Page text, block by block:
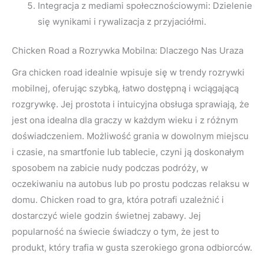
Integracja z mediami społecznościowymi: Dzielenie
się wynikami i rywalizacja z przyjaciółmi.
Chicken Road a Rozrywka Mobilna: Dlaczego Nas Uraza
Gra chicken road idealnie wpisuje się w trendy rozrywki
mobilnej, oferując szybką, łatwo dostępną i wciągającą
rozgrywkę. Jej prostota i intuicyjna obsługa sprawiają, że
jest ona idealna dla graczy w każdym wieku i z różnym
doświadczeniem. Możliwość grania w dowolnym miejscu
i czasie, na smartfonie lub tablecie, czyni ją doskonałym
sposobem na zabicie nudy podczas podróży, w
oczekiwaniu na autobus lub po prostu podczas relaksu w
domu. Chicken road to gra, która potrafi uzależnić i
dostarczyć wiele godzin świetnej zabawy. Jej
popularność na świecie świadczy o tym, że jest to
produkt, który trafia w gusta szerokiego grona odbiorców.